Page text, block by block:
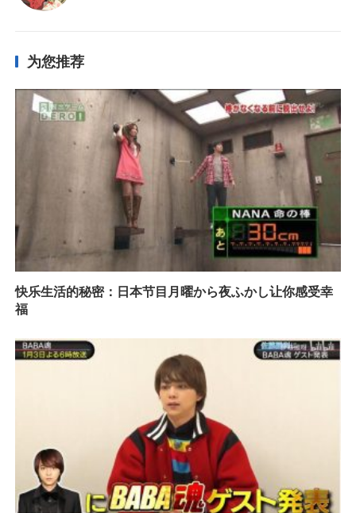
为您推荐
快乐生活的秘密：日本节目月曜から夜ふかし让你感受幸
福